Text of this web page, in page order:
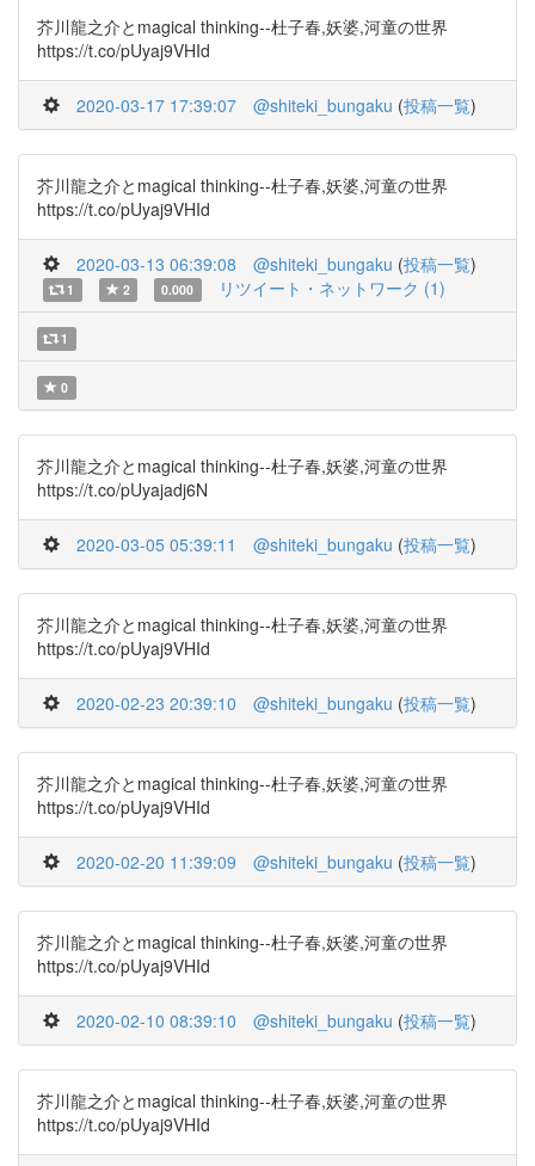
芥川龍之介とmagical thinking--杜子春,妖婆,河童の世界
https://t.co/pUyaj9VHId
2020-03-17 17:39:07 @shiteki_bungaku (投稿一覧)
芥川龍之介とmagical thinking--杜子春,妖婆,河童の世界
https://t.co/pUyaj9VHId
2020-03-13 06:39:08 @shiteki_bungaku (投稿一覧)
1 2 0.000 リツイート・ネットワーク (1)
1
0
芥川龍之介とmagical thinking--杜子春,妖婆,河童の世界
https://t.co/pUyajadj6N
2020-03-05 05:39:11 @shiteki_bungaku (投稿一覧)
芥川龍之介とmagical thinking--杜子春,妖婆,河童の世界
https://t.co/pUyaj9VHId
2020-02-23 20:39:10 @shiteki_bungaku (投稿一覧)
芥川龍之介とmagical thinking--杜子春,妖婆,河童の世界
https://t.co/pUyaj9VHId
2020-02-20 11:39:09 @shiteki_bungaku (投稿一覧)
芥川龍之介とmagical thinking--杜子春,妖婆,河童の世界
https://t.co/pUyaj9VHId
2020-02-10 08:39:10 @shiteki_bungaku (投稿一覧)
芥川龍之介とmagical thinking--杜子春,妖婆,河童の世界
https://t.co/pUyaj9VHId